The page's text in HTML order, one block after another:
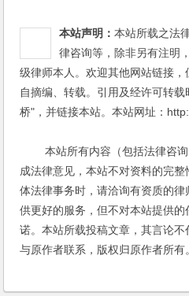
本站声明：本站所载之法
律咨询等，除非另有注明
级律师本人。欢迎其他网站链接
自摘编、转载。引用及经许可转
桥"，并链接本站。本站网址：
本站所有内容（包括法律咨询
成法律意见，本站不对资料的完
体法律事务时，请洽询有资质的
供更好的服务，但不对本站提供
诺。本站所载投稿文章，其言论
与原作者联系，版权归原作者所有